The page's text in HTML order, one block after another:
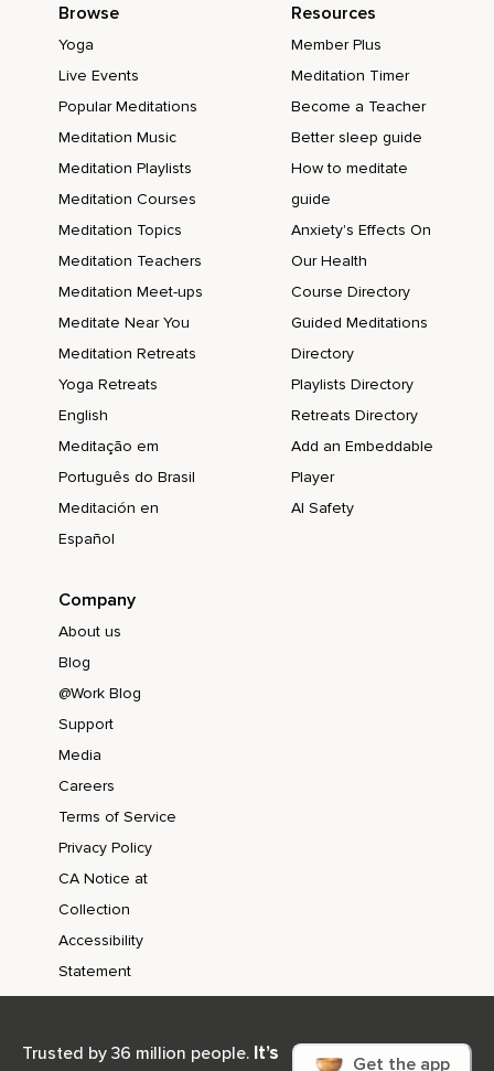
Trusted by 36 million people. It’s
Get the app
Browse
Yoga
Live Events
Popular Meditations
Meditation Music
Meditation Playlists
Meditation Courses
Meditation Topics
Meditation Teachers
Meditation Meet-ups
Meditate Near You
Meditation Retreats
Yoga Retreats
English
Meditação em
Português do Brasil
Meditación en
Español
Resources
Member Plus
Meditation Timer
Become a Teacher
Better sleep guide
How to meditate
guide
Anxiety's Effects On
Our Health
Course Directory
Guided Meditations
Directory
Playlists Directory
Retreats Directory
Add an Embeddable
Player
AI Safety
Company
About us
Blog
@Work Blog
Support
Media
Careers
Terms of Service
Privacy Policy
CA Notice at
Collection
Accessibility
Statement